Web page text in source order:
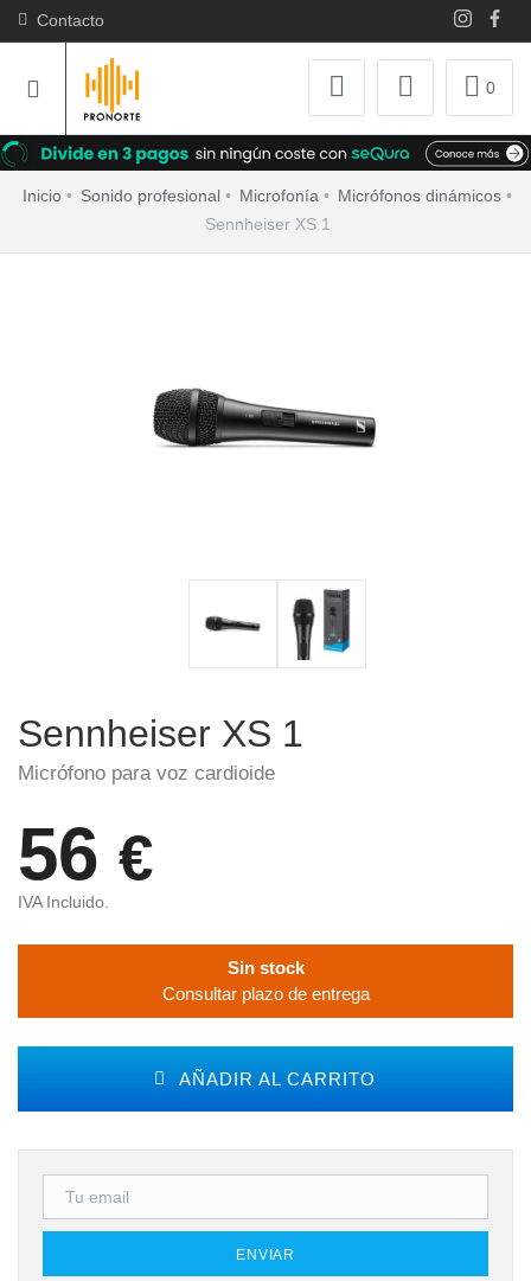
Contacto
0
Inicio Sonido profesional Microfonía
Micrófonos dinámicos
Sennheiser XS 1
Sennheiser XS 1
Micrófono para voz cardioide
56 €
IVA Incluido.
Sin stock
Consultar plazo de entrega
AÑADIR AL CARRITO
ENVIAR